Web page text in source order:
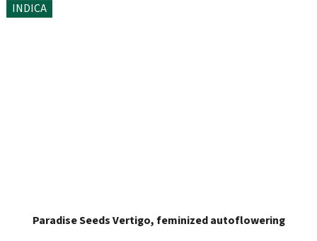
INDICA
Paradise Seeds Vertigo, feminized autoflowering